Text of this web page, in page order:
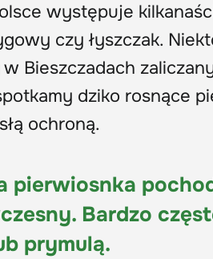
występuje
czy łyszczak.
Bieszczadach
dziko rosnące
ochroną.
pierwiosnka
Bardzo
prymulą.